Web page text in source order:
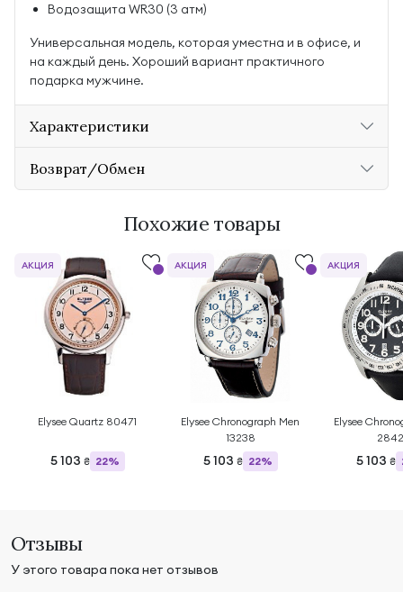
Водозащита WR30 (3 атм)
Универсальная модель, которая уместна и в офисе, и
на каждый день. Хороший вариант практичного
подарка мужчине.
Характеристики
Возврат/Обмен
Похожие товары
Elysee Quartz 80471
5 103 ₴ 22%
АКЦИЯ
Elysee Chronograph Men
13238
5 103 ₴ 22%
АКЦИЯ
Elysee
5 103 ₴
АКЦИЯ
Отзывы
У этого товара пока нет отзывов